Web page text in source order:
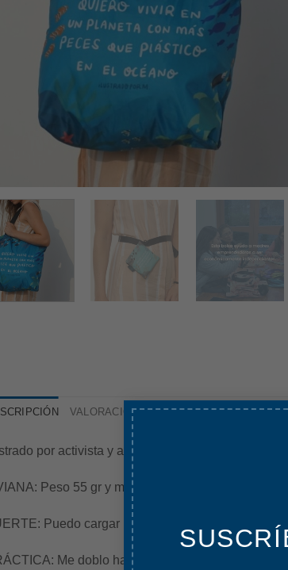
VALORACIONES (0)
por activista y artista ambiental
Peso 55 gr y mis medidas son 45 x 42 cm
Puedo cargar hasta 14 kg.
Me doblo hasta entrar en mi propio